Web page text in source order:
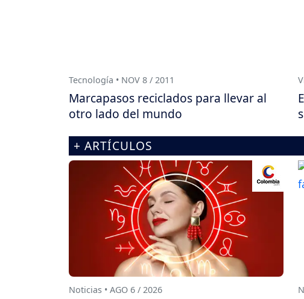
Tecnología • NOV 8 / 2011
Marcapasos reciclados para llevar al
otro lado del mundo
+ ARTÍCULOS
Noticias • AGO 6 / 2026